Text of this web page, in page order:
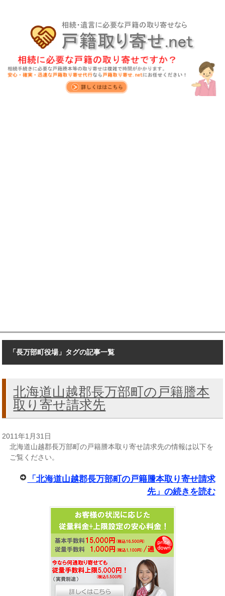
「長万部町役場」タグの記事一覧
北海道山越郡長万部町の戸籍謄本
取り寄せ請求先
2011年1月31日
北海道山越郡長万部町の戸籍謄本取り寄せ請求先の情報は以下を
ご覧ください。
「北海道山越郡長万部町の戸籍謄本取り寄せ請求
先」の続きを読む